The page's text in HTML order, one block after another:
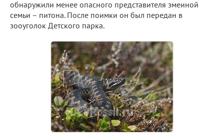
обнаружили менее опасного представителя змеиной
семьи – питона. После поимки он был передан в
зооуголок Детского парка.